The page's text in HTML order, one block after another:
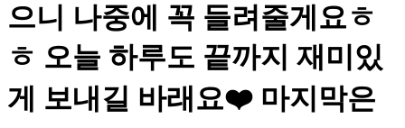
으니 나중에 꼭 들려줄게요ㅎ
ㅎ 오늘 하루도 끝까지 재미있
게 보내길 바래요❤️ 마지막은